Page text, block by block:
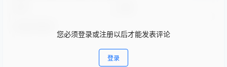
您必须登录或注册以后才能发表评论
登录